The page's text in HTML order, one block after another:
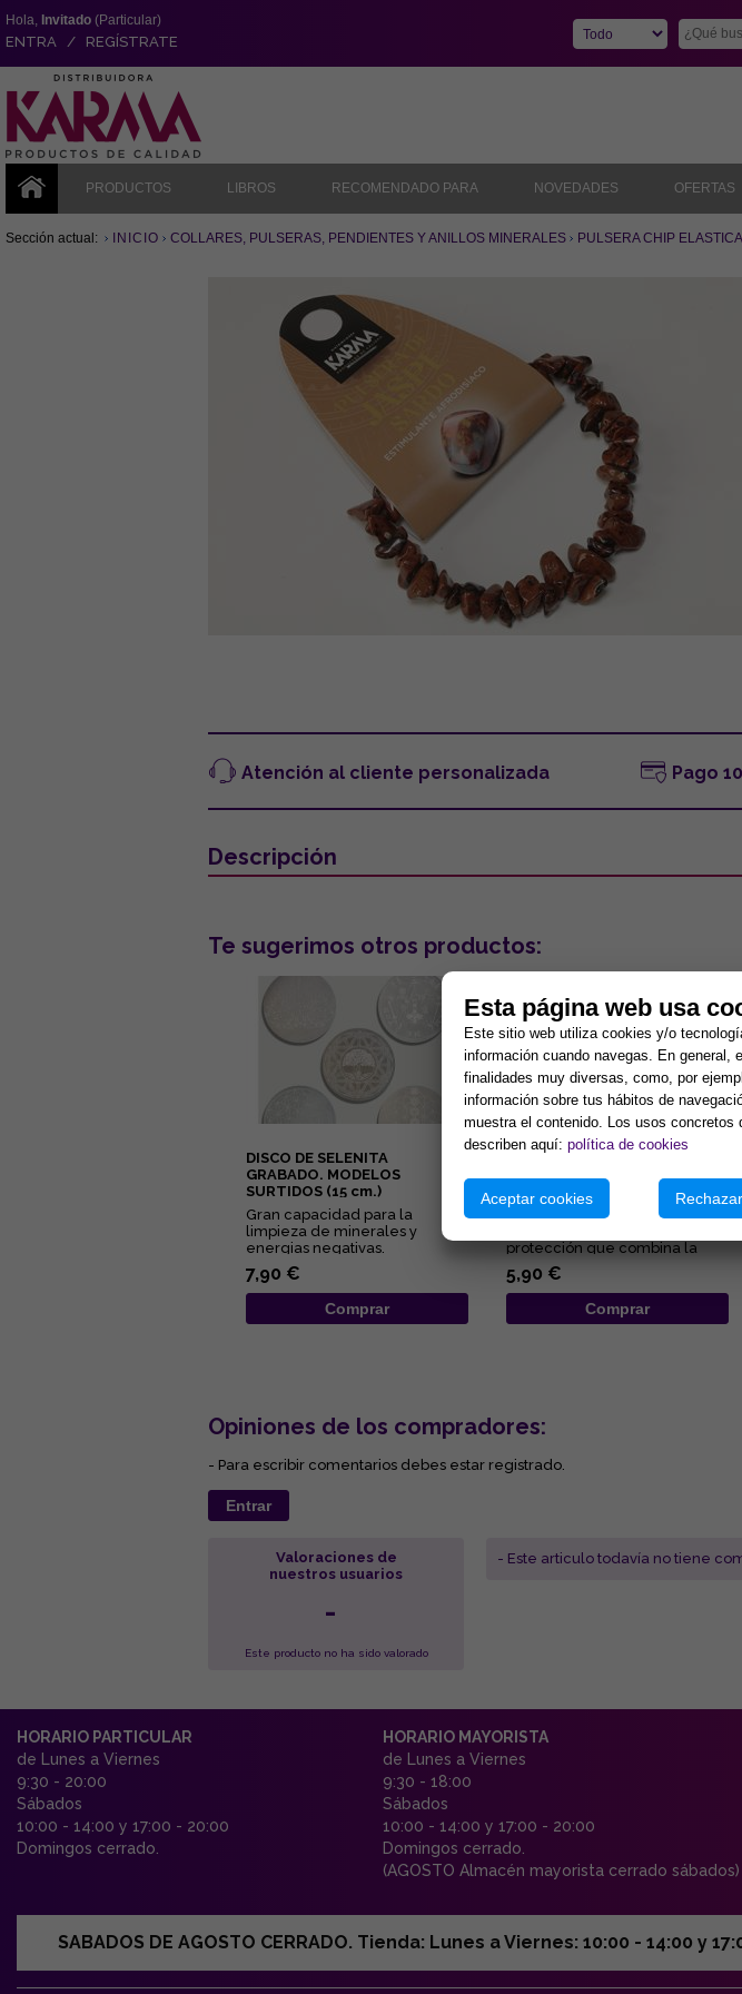
Hola, Invitado (Particular)
ENTRA / REGÍSTRATE
PRODUCTOS LIBROS RECOMENDADO PARA NOVEDADES OFERTAS
Sección actual: INICIO COLLARES, PULSERAS, PENDIENTES Y ANILLOS MINERALES PULSERA CHIP
Atención al cliente personalizada Pago
Descripción
Te sugerimos otros productos:
DISCO DE SELENITA
GRABADO. MODELOS
SURTIDOS (15 cm.)
Gran capacidad para la
limpieza de minerales y
energias negativas.
Propiedades purificantes y
protectoras....
7,90 €
Comprar
COLGANTE ARBOL DE LA VIDA
7 CHAKRAS Y PUNTA MINERAL
(MINERALES SURTIDOS)
Lleva contigo un poderoso
protección que combina la
fuerza de la naturaleza con el
poder ...
5,90 €
Comprar
Opiniones de los compradores:
- Para escribir comentarios debes estar registrado.
Entrar
Valoraciones de
nuestros usuarios
-
Este producto no ha sido valorado
- Este articulo todavía no tiene
HORARIO PARTICULAR
de Lunes a Viernes
9:30 - 20:00
Sábados
10:00 - 14:00 y 17:00 - 20:00
Domingos cerrado.
HORARIO MAYORISTA
de Lunes a Viernes
9:30 - 18:00
Sábados
10:00 - 14:00 y 17:00 - 20:00
Domingos cerrado.
(AGOSTO Almacén mayorista cerrado sábados)
SABADOS DE AGOSTO CERRADO. Tienda: Lunes a Viernes: 10:00 - 14:00 y
Esta página web usa
Este sitio web utiliza cookies y/o
información cuando navegas. En general,
finalidades muy diversas, como, por
información sobre tus hábitos de
muestra el contenido. Los usos
describen aquí: política de cookies
Aceptar cookies